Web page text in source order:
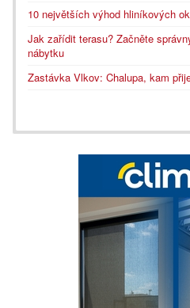
10 největších výhod hliníkových
Jak zařídit terasu? Začněte
nábytku
Zastávka Vlkov: Chalupa, kam